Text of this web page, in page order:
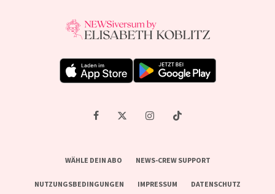
WÄHLE DEIN ABO NEWS-CREW SUPPORT
NUTZUNGSBEDINGUNGEN IMPRESSUM DATENSCHUTZ